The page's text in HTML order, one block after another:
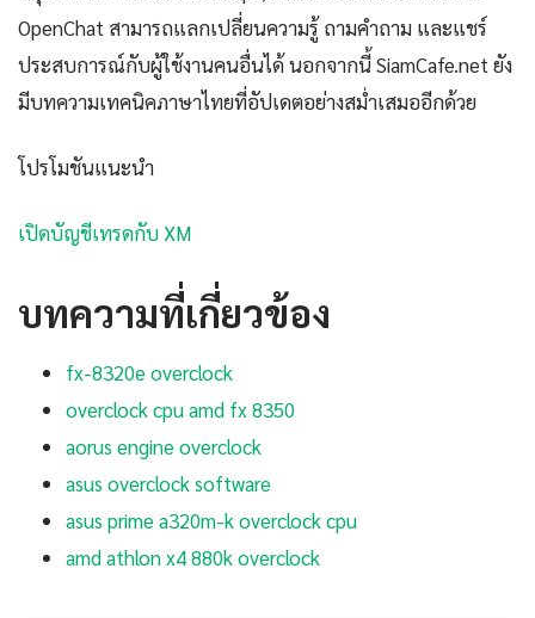
OpenChat สามารถแลกเปลี่ยนความรู้ ถามคำถาม และแชร์
ประสบการณ์กับผู้ใช้งานคนอื่นได้ นอกจากนี้ SiamCafe.net ยัง
มีบทความเทคนิคภาษาไทยที่อัปเดตอย่างสม่ำเสมออีกด้วย
โปรโมชันแนะนำ
เปิดบัญชีเทรดกับ XM
บทความที่เกี่ยวข้อง
fx-8320e overclock
overclock cpu amd fx 8350
aorus engine overclock
asus overclock software
asus prime a320m-k overclock cpu
amd athlon x4 880k overclock